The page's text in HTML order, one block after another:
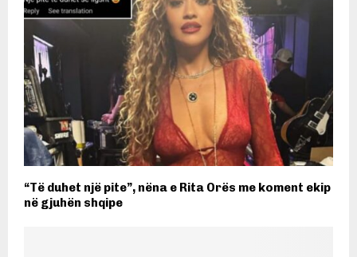
“Të duhet një pite”, nëna e Rita Orës me koment ekip
në gjuhën shqipe